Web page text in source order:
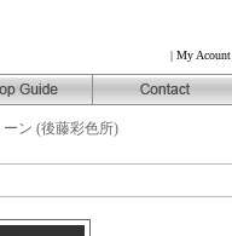
| My Acount
ン (後藤彩色所)